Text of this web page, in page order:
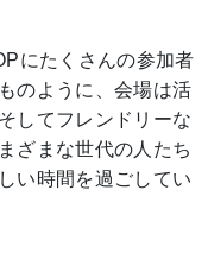
にたくさんの参加者
のように、会場は活
してフレンドリーな
ざまな世代の人たち
い時間を過ごしてい